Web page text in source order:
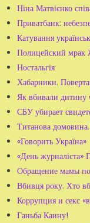
Ніна Матвієнко
Приватбанк:
Катування
Полицейский
Ностальгія
Хабарники.
Як вбивали дитину
СБУ убирает
Титанова
«Говорить Україна»
«День журналіста»
Обращение мамы
Вбивця року. Хто
Коррупция и секс
Ганьба Каину!